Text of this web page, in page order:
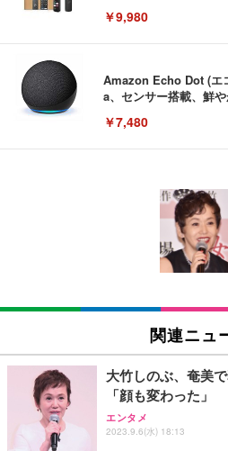
￥9,980
Amazon Echo Dot (エ
a、センサー搭載、鮮
￥7,480
[EdoErgo] オフィスチ
い 跳ね上げ式アーム
キング pc 事務椅子
ン樹脂ベース 通気性
(黒網+黒枠+黒足)
SIHOO B100 オフィス
ュチェア 人間工学 疲
￥27,999
Sezlife オフィスチェ
ワーク チェア 強化バ
能 人間工学 椅子 腰サ
EIZO ビジネス向けプ
EV3240X-WT | 31.5型
￥105,595
EIZO ビジネス向けプ
￥109,572
【純正品】27"ゲーミ
フック付き（CFI-
Amazonベーシック ペ
回使い捨て 無香料 ホワ
Amazonベーシック ペ
x2袋(84枚) ホワイト(
￥3,234
ネオ・ルーライフ ネオ
り 単品
関連ニュ
大竹しのぶ、奄美
「顔も変わった」
エンタメ
2023.9.6(水) 18:13